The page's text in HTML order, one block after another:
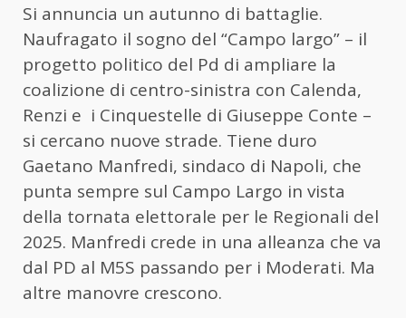
Si annuncia un autunno di battaglie.
Naufragato il sogno del “Campo largo” – il
progetto politico del Pd di ampliare la
coalizione di centro-sinistra con Calenda,
Renzi e i Cinquestelle di Giuseppe Conte –
si cercano nuove strade. Tiene duro
Gaetano Manfredi, sindaco di Napoli, che
punta sempre sul Campo Largo in vista
della tornata elettorale per le Regionali del
2025. Manfredi crede in una alleanza che va
dal PD al M5S passando per i Moderati. Ma
altre manovre crescono.